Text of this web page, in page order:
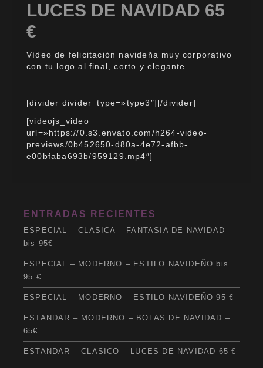
LUCES DE NAVIDAD 65
€
Vídeo de felicitación navideña muy corporativo
con tu logo al final, corto y elegante
[divider divider_type=»type3″][/divider]
[videojs_video
url=»https://0.s3.envato.com/h264-video-
previews/0b452650-d80a-4e72-afbb-
e00bfaba693b/959129.mp4″]
ENTRADAS RECIENTES
ESPECIAL – CLASICA – FANTASIA DE NAVIDAD
bis 95€
ESPECIAL – MODERNO – ESTILO NAVIDEÑO bis
95 €
ESPECIAL – MODERNO – ESTILO NAVIDEÑO 95 €
ESTANDAR – MODERNO – BOLAS DE NAVIDAD –
65€
ESTANDAR – CLASICO – LUCES DE NAVIDAD 65 €